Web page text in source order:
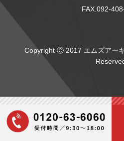
FAX.092-
Copyright Ⓒ 2017 エムズアー